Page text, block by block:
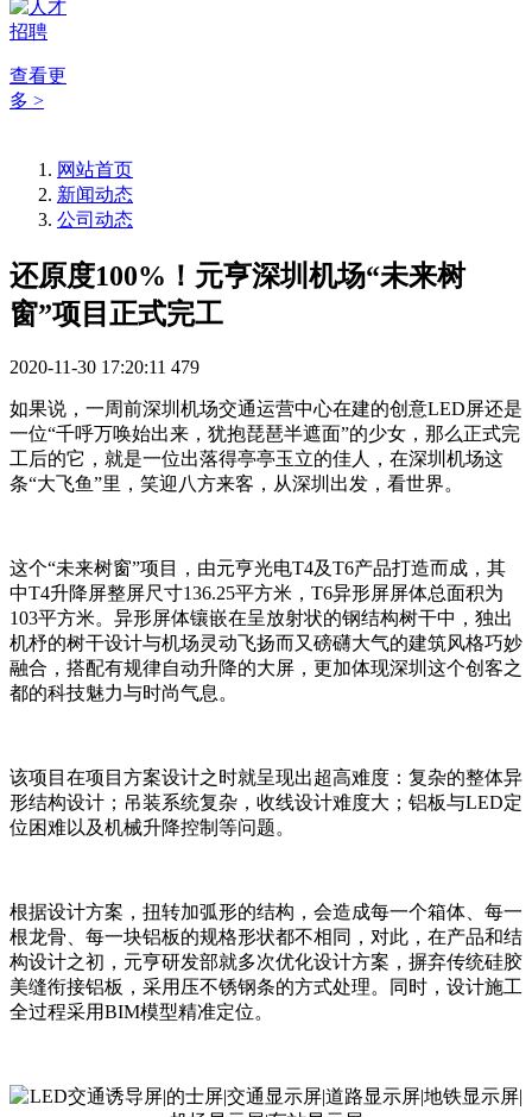
查看更
多 >
网站首页
新闻动态
公司动态
还原度100%！元亨深圳机场“未来树
窗”项目正式完工
2020-11-30 17:20:11 479
如果说，一周前深圳机场交通运营中心在建的创意LED屏还是
一位“千呼万唤始出来，犹抱琵琶半遮面”的少女，那么正式完
工后的它，就是一位出落得亭亭玉立的佳人，在深圳机场这
条“大飞鱼”里，笑迎八方来客，从深圳出发，看世界。
这个“未来树窗”项目，由元亨光电T4及T6产品打造而成，其
中T4升降屏整屏尺寸136.25平方米，T6异形屏屏体总面积为
103平方米。异形屏体镶嵌在呈放射状的钢结构树干中，独出
机杼的树干设计与机场灵动飞扬而又磅礴大气的建筑风格巧妙
融合，搭配有规律自动升降的大屏，更加体现深圳这个创客之
都的科技魅力与时尚气息。
该项目在项目方案设计之时就呈现出超高难度：复杂的整体异
形结构设计；吊装系统复杂，收线设计难度大；铝板与LED定
位困难以及机械升降控制等问题。
根据设计方案，扭转加弧形的结构，会造成每一个箱体、每一
根龙骨、每一块铝板的规格形状都不相同，对此，在产品和结
构设计之初，元亨研发部就多次优化设计方案，摒弃传统硅胶
美缝衔接铝板，采用压不锈钢条的方式处理。同时，设计施工
全过程采用BIM模型精准定位。